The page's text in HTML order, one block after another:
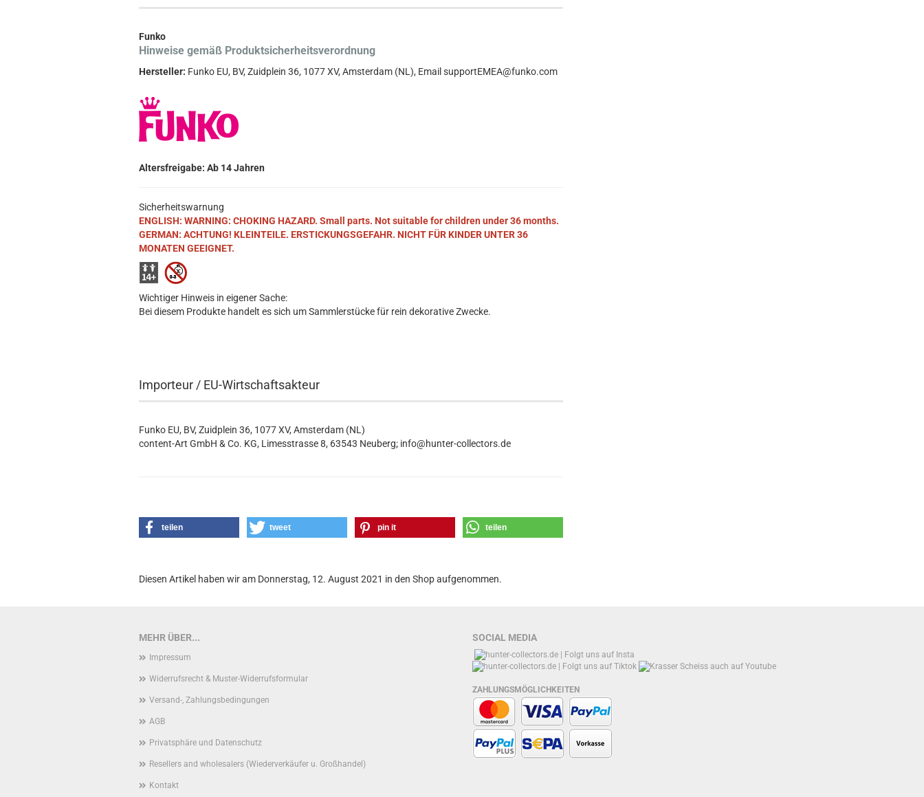
Funko
Hinweise gemäß Produktsicherheitsverordnung
Hersteller: Funko EU, BV, Zuidplein 36, 1077 XV, Amsterdam (NL), Email supportEMEA@funko.com
Altersfreigabe: Ab 14 Jahren
Sicherheitswarnung
ENGLISH: WARNING: CHOKING HAZARD. Small parts. Not suitable for children under 36 months.
GERMAN: ACHTUNG! KLEINTEILE. ERSTICKUNGSGEFAHR. NICHT FÜR KINDER UNTER 36
MONATEN GEEIGNET.
Wichtiger Hinweis in eigener Sache:
Bei diesem Produkte handelt es sich um Sammlerstücke für rein dekorative Zwecke.
Importeur / EU-Wirtschaftsakteur
Funko EU, BV, Zuidplein 36, 1077 XV, Amsterdam (NL)
content-Art GmbH & Co. KG, Limesstrasse 8, 63543 Neuberg; info@hunter-collectors.de
teilen tweet pin it teilen
Diesen Artikel haben wir am Donnerstag, 12. August 2021 in den Shop aufgenommen.
MEHR ÜBER...
Impressum
Widerrufsrecht & Muster-Widerrufsformular
Versand-, Zahlungsbedingungen
AGB
Privatsphäre und Datenschutz
Resellers and wholesalers (Wiederverkäufer u. Großhandel)
Kontakt
SOCIAL MEDIA
ZAHLUNGSMÖGLICHKEITEN